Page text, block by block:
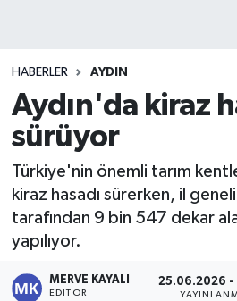
HABERLER AYDIN
Aydın'da kiraz
sürüyor
Türkiye'nin önemli tarım
kiraz hasadı sürerken, il
tarafından 9 bin 547 dekar
yapılıyor.
MERVE KAYALI
EDITÖR
25.06.2026 -